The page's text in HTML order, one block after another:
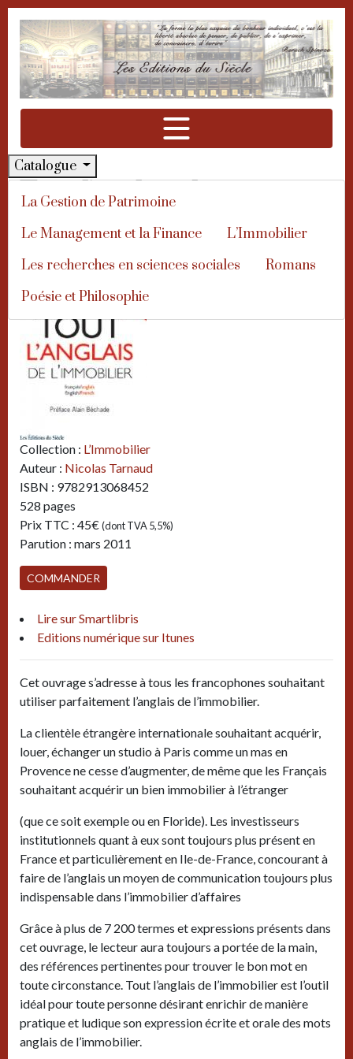
Aller à la navigation
Aller au contenu
Catalogue
La Gestion de Patrimoine
Le Management et la Finance
L’Immobilier
Les recherches en sciences sociales
Romans
Poésie et Philosophie
Tout l'anglais de
l'immobilier
Collection : L’Immobilier
Auteur : Nicolas Tarnaud
ISBN : 9782913068452
528 pages
Prix TTC : 45€ (dont TVA 5,5%)
Parution : mars 2011
COMMANDER
Lire sur Smartlibris
Editions numérique sur Itunes
Cet ouvrage s’adresse à tous les francophones souhaitant
utiliser parfaitement l’anglais de l’immobilier.
La clientèle étrangère internationale souhaitant acquérir,
louer, échanger un studio à Paris comme un mas en
Provence ne cesse d’augmenter, de même que les Français
souhaitant acquérir un bien immobilier à l’étranger
(que ce soit exemple ou en Floride). Les investisseurs
institutionnels quant à eux sont toujours plus présent en
France et particulièrement en Ile-de-France, concourant à
faire de l’anglais un moyen de communication toujours plus
indispensable dans l’immobilier d’affaires
Grâce à plus de 7 200 termes et expressions présents dans
cet ouvrage, le lecteur aura toujours a portée de la main,
des références pertinentes pour trouver le bon mot en
toute circonstance. Tout l’anglais de l’immobilier est l’outil
idéal pour toute personne désirant enrichir de manière
pratique et ludique son expression écrite et orale des mots
anglais de l’immobilier.